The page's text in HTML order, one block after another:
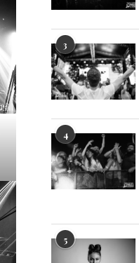
3
4
5